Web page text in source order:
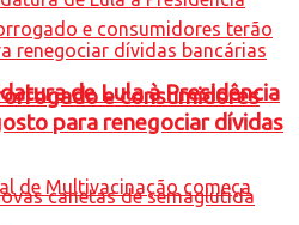
de Lula à Presidência
e consumidores
para renegociar dívidas